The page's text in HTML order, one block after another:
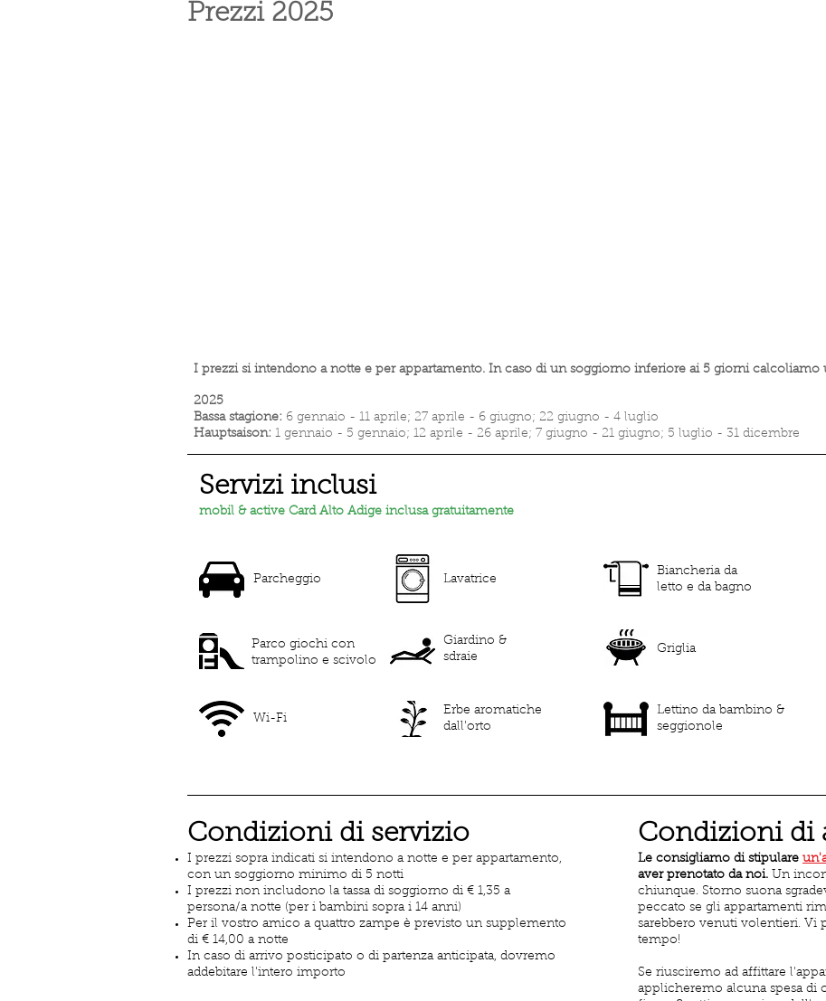
Prezzi 2025
I prezzi si intendono a notte e per appartamento. In caso di un soggiorno inferiore ai 5 giorni calcoliamo
2025
Bassa stagione: 6 gennaio - 11 aprile; 27 aprile - 6 giugno; 22 giugno - 4 luglio
Hauptsaison: 1 gennaio - 5 gennaio; 12 aprile - 26 aprile; 7 giugno - 21 giugno; 5 luglio - 31 dicembre
Servizi inclusi
mobil & active Card Alto Adige inclusa gratuitamente
Parcheggio Lavatrice
Parco giochi con
trampolino e scivolo
Giardino &
sdraie
Biancheria da
letto e da bagno
Griglia
Wi-Fi
Erbe aromatiche
dall'orto
Lettino da bambino &
seggionole
Condizioni di servizio
I prezzi sopra indicati si intendono a notte e per appartamento,
con un soggiorno minimo di 5 notti
I prezzi non includono la tassa di soggiorno di € 1,35 a
persona/a notte (per i bambini sopra i 14 anni)
Per il vostro amico a quattro zampe è previsto un supplemento
di € 14,00 a notte
In caso di arrivo posticipato o di partenza anticipata, dovremo
addebitare l'intero importo
Condizioni di
Le consigliamo di stipulare
aver prenotato da noi. Un
chiunque. Storno suona
peccato se gli appartamenti
sarebbero venuti volentieri. Vi
tempo!
Se riusciremo ad affittare
applicheremo alcuna spesa di